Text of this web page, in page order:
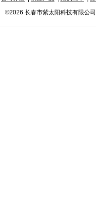
©2026 长春市紫太阳科技有限公